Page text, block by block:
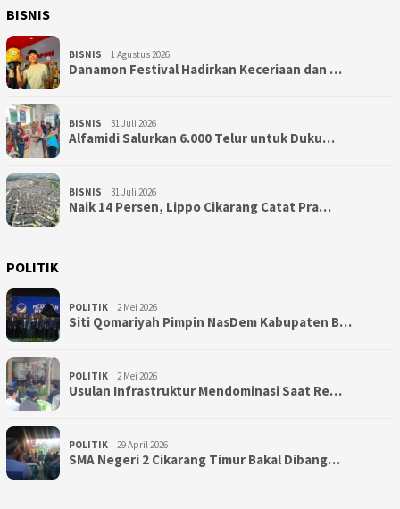
BISNIS
BISNIS 1 Agustus 2026
Danamon Festival Hadirkan Keceriaan dan …
BISNIS 31 Juli 2026
Alfamidi Salurkan 6.000 Telur untuk Duku…
BISNIS 31 Juli 2026
Naik 14 Persen, Lippo Cikarang Catat Pra…
POLITIK
POLITIK 2 Mei 2026
Siti Qomariyah Pimpin NasDem Kabupaten B…
POLITIK 2 Mei 2026
Usulan Infrastruktur Mendominasi Saat Re…
POLITIK 29 April 2026
SMA Negeri 2 Cikarang Timur Bakal Dibang…